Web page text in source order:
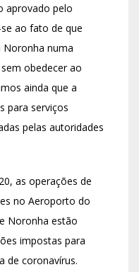
aprovado pelo
ao fato de que
numa
obedecer ao
ainda que a
para serviços
pelas autoridades
as operações de
no Aeroporto do
Noronha estão
impostas para
de coronavírus.